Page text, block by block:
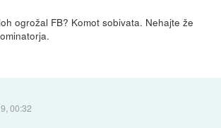
ogrožal FB? Komot sobivata. Nehajte že
00:32